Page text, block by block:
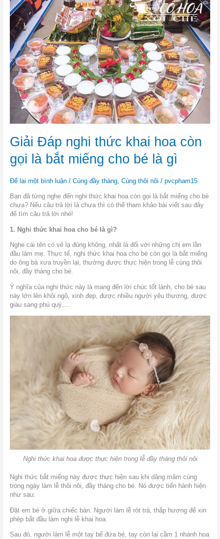
Giải Đáp nghi thức khai hoa còn
gọi là bắt miếng cho bé là gì
Để lại một bình luận / Cúng đầy tháng, Cúng thôi nôi / pvcpham15
Bạn đã từng nghe đến nghi thức khai hoa còn gọi là bắt miếng cho bé
chưa? Nếu câu trả lời là chưa thì có thể tham khảo bài viết sau đây
để tìm câu trả lời nhé!
1. Nghi thức khai hoa cho bé là gì?
Nghe cái tên có vẻ lạ đúng không, nhất là đối với những chị em lần
đầu làm mẹ. Thực tế, nghi thức khai hoa cho bé còn gọi là bắt miếng
do ông bà xưa truyền lại, thường được thực hiện trong lễ cúng thôi
nôi, đầy tháng cho bé.
Ý nghĩa của nghi thức này là mang đến lời chúc tốt lành, cho bé sau
này lớn lên khôi ngô, xinh đẹp, được nhiều người yêu thương, được
giàu sang phú quý,…
Nghi thức khai hoa được thực hiện trong lễ đầy tháng thôi nôi
Nghi thức bắt miếng này được thực hiện sau khi dâng mâm cúng
trong ngày làm lễ thôi nôi, đầy tháng cho bé. Nó được tiến hành hiện
như sau:
Đặt em bé ở giữa chiếc bàn. Người làm lễ rót trà, thắp hương để xin
phép bắt đầu làm nghi lễ khai hoa.
Sau đó, người làm lễ một tay bế đứa bé, tay còn lại cầm 1 nhánh hoa
Đáp
nghi
thức
khai
hoa
còn
gọi
là
bắt
miếng
cho
gì